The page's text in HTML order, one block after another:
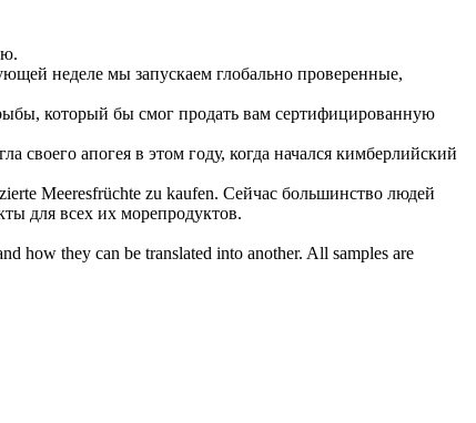
неделе мы запускаем глобально проверенные,
который бы смог продать вам сертифицированную
своего апогея в этом году, когда начался кимберлийский
Meeresfrüchte zu kaufen. Сейчас большинство людей
для всех их морепродуктов.
how they can be translated into another. All samples are